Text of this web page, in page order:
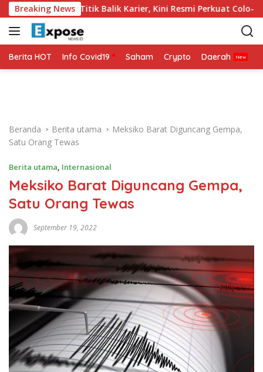
a
g
u
Breaking News
2026 Jadi Titik Balik Karier, Kini Resmi Perkuat Colo-Colo
Berita HOT Info Covid19 Saham Crypto Daerah
Beranda Berita utama
Meksiko Barat Diguncang Gempa,
Satu Orang Tewas
Berita utama, Internasional
Meksiko Barat Diguncang Gempa,
Satu Orang Tewas
September 19, 2022